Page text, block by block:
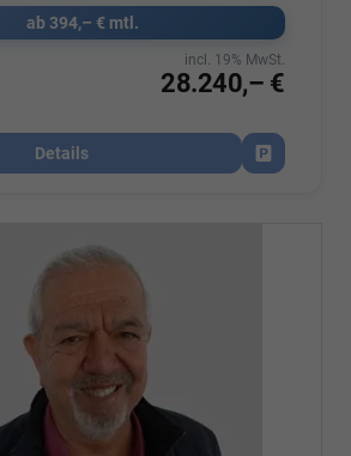
ab 394,– € mtl.
28.240,– €
incl. 19% MwSt.
Details
Fahrzeug